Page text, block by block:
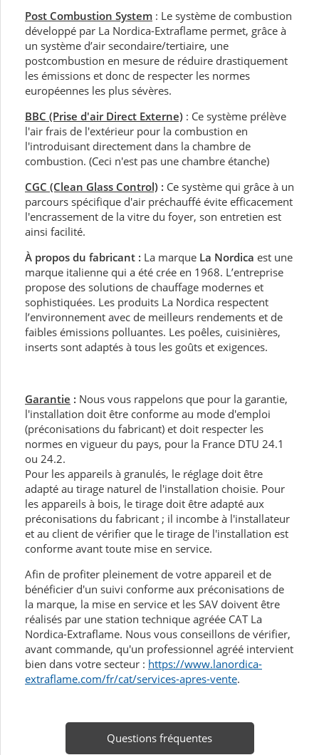
Post Combustion System : Le système de combustion
développé par La Nordica-Extraflame permet, grâce à
un système d’air secondaire/tertiaire, une
postcombustion en mesure de réduire drastiquement
les émissions et donc de respecter les normes
européennes les plus sévères.
BBC (Prise d'air Direct Externe) : Ce système prélève
l'air frais de l'extérieur pour la combustion en
l'introduisant directement dans la chambre de
combustion. (Ceci n'est pas une chambre étanche)
CGC (Clean Glass Control) : Ce système qui grâce à un
parcours spécifique d'air préchauffé évite efficacement
l'encrassement de la vitre du foyer, son entretien est
ainsi facilité.
À propos du fabricant : La marque La Nordica est une
marque italienne qui a été crée en 1968. L’entreprise
propose des solutions de chauffage modernes et
sophistiquées. Les produits La Nordica respectent
l’environnement avec de meilleurs rendements et de
faibles émissions polluantes. Les poêles, cuisinières,
inserts sont adaptés à tous les goûts et exigences.
Garantie : Nous vous rappelons que pour la garantie,
l'installation doit être conforme au mode d'emploi
(préconisations du fabricant) et doit respecter les
normes en vigueur du pays, pour la France DTU 24.1
ou 24.2.
Pour les appareils à granulés, le réglage doit être
adapté au tirage naturel de l'installation choisie. Pour
les appareils à bois, le tirage doit être adapté aux
préconisations du fabricant ; il incombe à l'installateur
et au client de vérifier que le tirage de l'installation est
conforme avant toute mise en service.
Afin de profiter pleinement de votre appareil et de
bénéficier d'un suivi conforme aux préconisations de
la marque, la mise en service et les SAV doivent être
réalisés par une station technique agréée CAT La
Nordica-Extraflame. Nous vous conseillons de vérifier,
avant commande, qu'un professionnel agréé intervient
bien dans votre secteur : https://www.lanordica-
extraflame.com/fr/cat/services-apres-vente.
Questions fréquentes